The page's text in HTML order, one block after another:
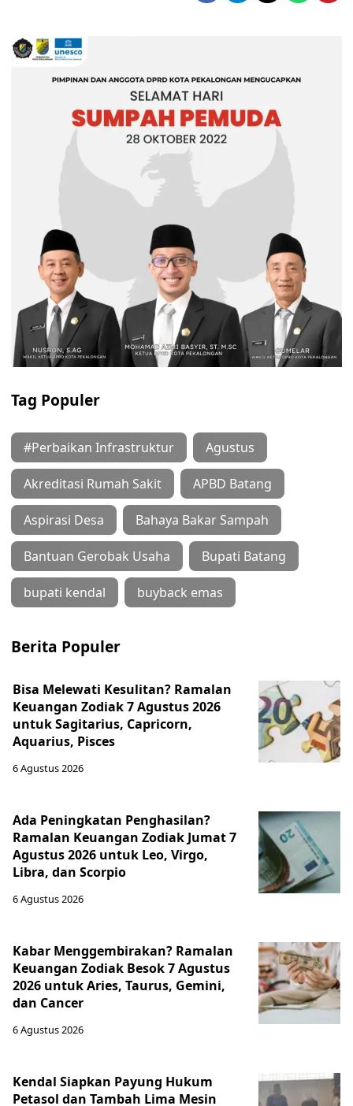
Tag Populer
#Perbaikan Infrastruktur Agustus
Akreditasi Rumah Sakit APBD Batang
Aspirasi Desa Bahaya Bakar Sampah
Bantuan Gerobak Usaha Bupati Batang
bupati kendal buyback emas
Berita Populer
Bisa Melewati Kesulitan? Ramalan
Keuangan Zodiak 7 Agustus 2026
untuk Sagitarius, Capricorn,
Aquarius, Pisces
6 Agustus 2026
Ada Peningkatan Penghasilan?
Ramalan Keuangan Zodiak Jumat 7
Agustus 2026 untuk Leo, Virgo,
Libra, dan Scorpio
6 Agustus 2026
Kabar Menggembirakan? Ramalan
Keuangan Zodiak Besok 7 Agustus
2026 untuk Aries, Taurus, Gemini,
dan Cancer
6 Agustus 2026
Kendal Siapkan Payung Hukum
Petasol dan Tambah Lima Mesin